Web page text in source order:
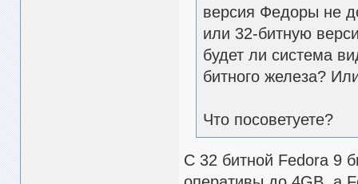
версия Федоры не
или 32-битную
будет ли система
битного железа?
Что посоветуете?
C 32 битной Fedora 9